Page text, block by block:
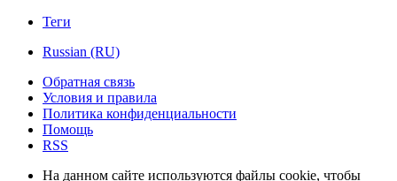
Теги
Russian (RU)
Обратная связь
Условия и правила
Политика конфиденциальности
Помощь
RSS
На данном сайте используются файлы cookie, чтобы